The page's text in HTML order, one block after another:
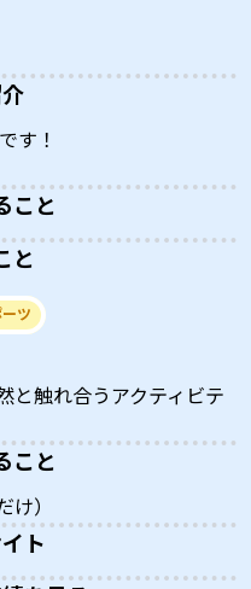
す！
こと
と
ツ
と触れ合うアクティビテ
こと
け）
ト